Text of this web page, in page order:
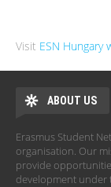
Visit ESN Hungary
ABOUT US
Erasmus Student
organisation. Our
provide
development under